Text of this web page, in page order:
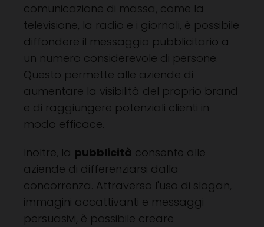
comunicazione di massa, come la
televisione, la radio e i giornali, è possibile
diffondere il messaggio pubblicitario a
un numero considerevole di persone.
Questo permette alle aziende di
aumentare la visibilità del proprio brand
e di raggiungere potenziali clienti in
modo efficace.
Inoltre, la pubblicità consente alle
aziende di differenziarsi dalla
concorrenza. Attraverso l'uso di slogan,
immagini accattivanti e messaggi
persuasivi, è possibile creare